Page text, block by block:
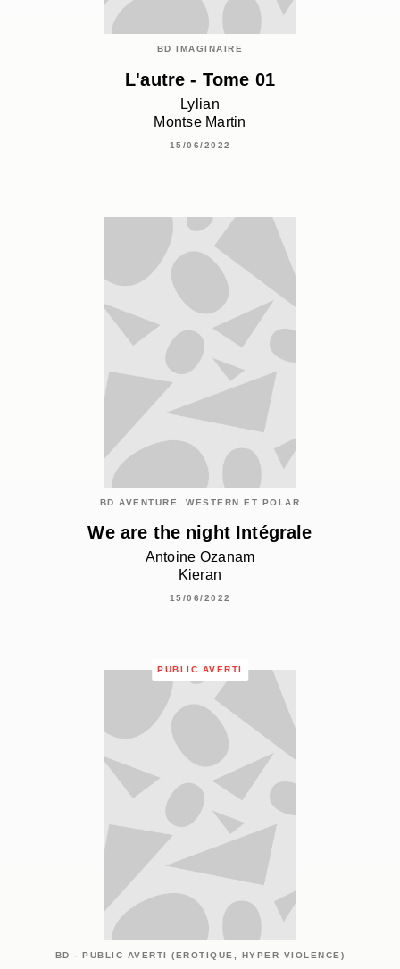
BD IMAGINAIRE
L'autre - Tome 01
Lylian
Montse Martin
15/06/2022
BD AVENTURE, WESTERN ET POLAR
We are the night Intégrale
Antoine Ozanam
Kieran
15/06/2022
PUBLIC AVERTI
BD - PUBLIC AVERTI (EROTIQUE, HYPER VIOLENCE)